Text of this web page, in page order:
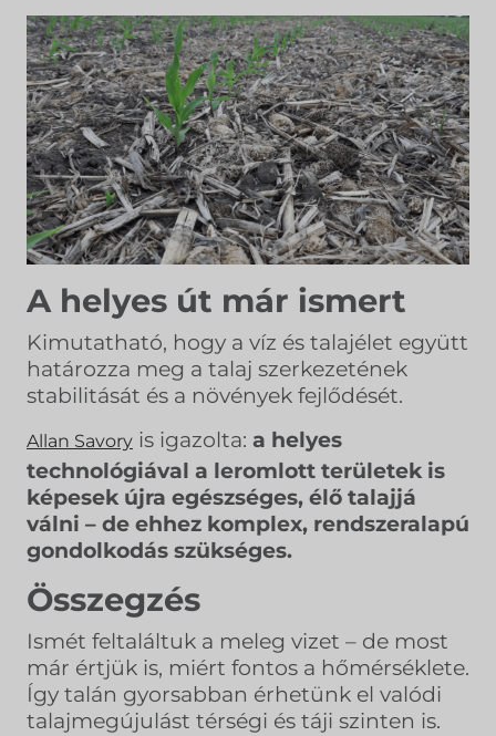
A helyes út már ismert
Kimutatható, hogy a víz és talajélet együtt
határozza meg a talaj szerkezetének
stabilitását és a növények fejlődését.
Allan Savory is igazolta: a helyes
technológiával a leromlott területek is
képesek újra egészséges, élő talajjá
válni – de ehhez komplex, rendszeralapú
gondolkodás szükséges.
Összegzés
Ismét feltaláltuk a meleg vizet – de most
már értjük is, miért fontos a hőmérséklete.
Így talán gyorsabban érhetünk el valódi
talajmegújulást térségi és táji szinten is.